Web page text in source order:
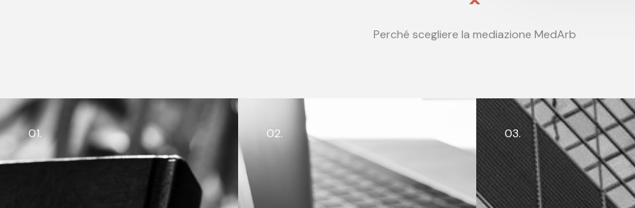
Perché scegliere la mediazione MedArb
01. 02. 03.